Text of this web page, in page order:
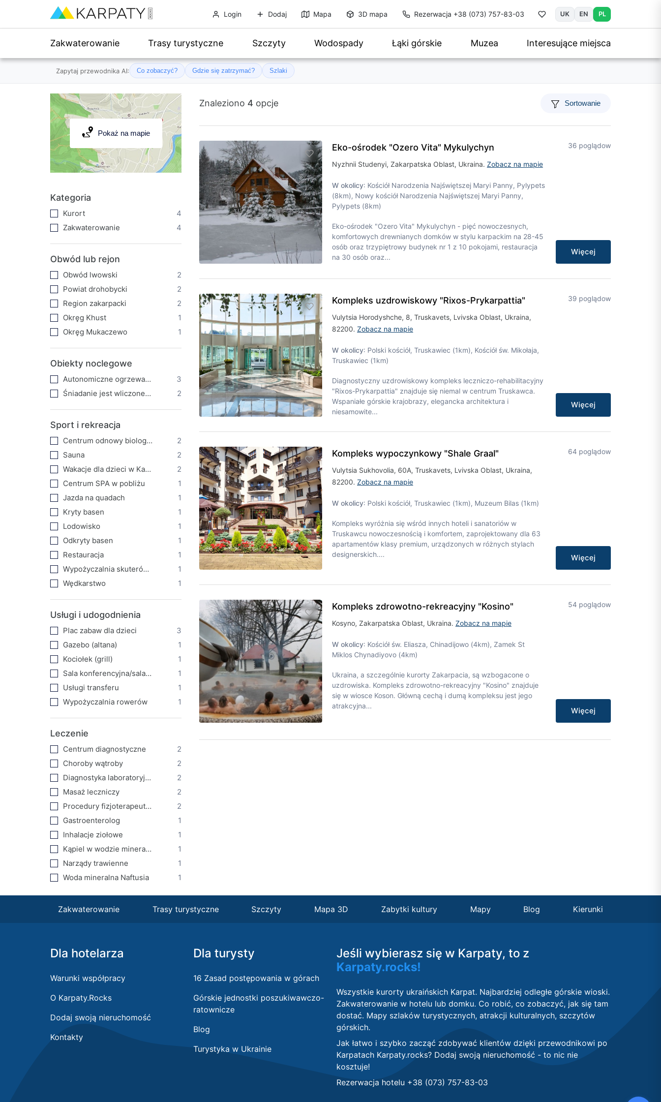
Login Dodaj Mapa 3D mapa Rezerwacja +38 (073) 757-83-03 UK EN PL
Zakwaterowanie Trasy turystyczne Szczyty Wodospady Łąki górskie Muzea Interesujące miejsca
Zapytaj przewodnika AI: Co zobaczyć? Gdzie się zatrzymać? Szlaki
Pokaż na mapie
Kategoria
Kurort
4
Zakwaterowanie
4
Obwód lub rejon
Obwód lwowski
2
Powiat drohobycki
2
Region zakarpacki
2
Okręg Khust
1
Okręg Mukaczewo
1
Obiekty noclegowe
Autonomiczne ogrzewanie
3
Śniadanie jest wliczone w cenę
2
Sport i rekreacja
Centrum odnowy biologicznej SPA
2
Sauna
2
Wakacje dla dzieci w Karpatach (obóz dla dzieci)
2
Centrum SPA w pobliżu
1
Jazda na quadach
1
Kryty basen
1
Lodowisko
1
Odkryty basen
1
Restauracja
1
Wypożyczalnia skuterów śnieżnych
1
Wędkarstwo
1
Usługi i udogodnienia
Plac zabaw dla dzieci
3
Gazebo (altana)
1
Kociołek (grill)
1
Sala konferencyjna/sala bankietowa
1
Usługi transferu
1
Wypożyczalnia rowerów
1
Leczenie
Centrum diagnostyczne
2
Choroby wątroby
2
Diagnostyka laboratoryjna
2
Masaż leczniczy
2
Procedury fizjoterapeutyczne
2
Gastroenterolog
1
Inhalacje ziołowe
1
Kąpiel w wodzie mineralnej
1
Narządy trawienne
1
Woda mineralna Naftusia
1
Znaleziono 4 opcje Sortowanie
Eko-ośrodek "Ozero Vita" Mykulychyn
Nyzhnii Studenyi, Zakarpatska Oblast, Ukraina. Zobacz na mapie
W okolicy: Kościół Narodzenia Najświętszej Maryi Panny, Pylypets
(8km), Nowy kościół Narodzenia Najświętszej Maryi Panny,
Pylypets (8km)
Eko-ośrodek "Ozero Vita" Mykulychyn - pięć nowoczesnych,
komfortowych drewnianych domków w stylu karpackim na 28-45
osób oraz trzypiętrowy budynek nr 1 z 10 pokojami, restauracja
na 30 osób oraz...
36 poglądow
Więcej
Kompleks uzdrowiskowy "Rixos-Prykarpattia"
Vulytsia Horodyshche, 8, Truskavets, Lvivska Oblast, Ukraina,
82200. Zobacz na mapie
W okolicy: Polski kościół, Truskawiec (1km), Kościół św. Mikołaja,
Truskawiec (1km)
Diagnostyczny uzdrowiskowy kompleks leczniczo-rehabilitacyjny
"Rixos-Prykarpattia" znajduje się niemal w centrum Truskawca.
Wspaniałe górskie krajobrazy, elegancka architektura i
niesamowite...
39 poglądow
Więcej
Kompleks wypoczynkowy "Shale Graal"
Vulytsia Sukhovolia, 60A, Truskavets, Lvivska Oblast, Ukraina,
82200. Zobacz na mapie
W okolicy: Polski kościół, Truskawiec (1km), Muzeum Bilas (1km)
Kompleks wyróżnia się wśród innych hoteli i sanatoriów w
Truskawcu nowoczesnością i komfortem, zaprojektowany dla 63
apartamentów klasy premium, urządzonych w różnych stylach
designerskich....
64 poglądow
Więcej
Kompleks zdrowotno-rekreacyjny "Kosino"
Kosyno, Zakarpatska Oblast, Ukraina. Zobacz na mapie
W okolicy: Kościół św. Eliasza, Chinadijowo (4km), Zamek St
Miklos Chynadiyovo (4km)
Ukraina, a szczególnie kurorty Zakarpacia, są wzbogacone o
uzdrowiska. Kompleks zdrowotno-rekreacyjny "Kosino" znajduje
się w wiosce Koson. Główną cechą i dumą kompleksu jest jego
atrakcyjna...
54 poglądow
Więcej
Zakwaterowanie Trasy turystyczne Szczyty Mapa 3D Zabytki kultury Mapy Blog Kierunki
Dla hotelarza
Warunki współpracy
O Karpaty.Rocks
Dodaj swoją nieruchomość
Kontakty
Dla turysty
16 Zasad postępowania w górach
Górskie jednostki poszukiwawczo-
ratownicze
Blog
Turystyka w Ukrainie
Jeśli wybierasz się w Karpaty, to z
Karpaty.rocks!
Wszystkie kurorty ukraińskich Karpat. Najbardziej odległe górskie wioski.
Zakwaterowanie w hotelu lub domku. Co robić, co zobaczyć, jak się tam
dostać. Mapy szlaków turystycznych, atrakcji kulturalnych, szczytów
górskich.
Jak łatwo i szybko zacząć zdobywać klientów dzięki przewodnikowi po
Karpatach Karpaty.rocks? Dodaj swoją nieruchomość - to nic nie
kosztuje!
Rezerwacja hotelu +38 (073) 757-83-03